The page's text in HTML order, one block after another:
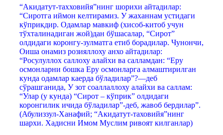
“Акидатут-тахховийя”нинг шорихи айтадилар:
“Сиротга иймон келтирамиз. У жаханнам устидаги
кўприкдир. Одамлар мавкиф (хисоб-китоб учун
тўхталинадиган жой)дан бўшасалар, “Сирот”
олдидаги коронгу-зулматга етиб борадилар. Чунончи,
Оиша онамиз розияллоху анхо айтадилар:
“Росулуллох саллоху алайхи ва салламдан: “Еру
осмонларни бошка Еру осмонларга алмаштирилган
кунда одамлар каерда бўладилар”?—деб
сўрашганида, У зот соаллаллоху алайхи ва саллам:
“Улар (у кунда) “Сирот – кўприк” олдидаги
коронгилик ичида бўладилар”-деб, жавоб бердилар”.
(Абулиззул-Ханафий; “Акидатут-таховийя”нинг
шархи. Хадисни Имом Муслим ривоят килганлар)